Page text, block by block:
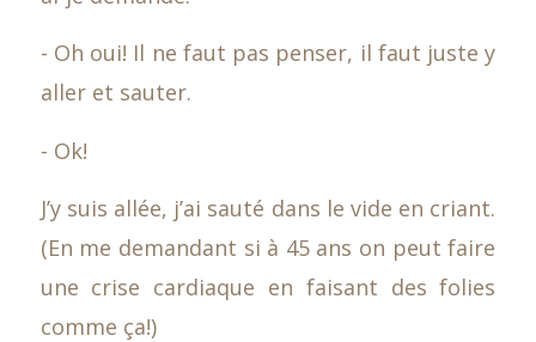
- Oh oui! Il ne faut pas penser, il faut juste y
aller et sauter.
- Ok!
J’y suis allée, j’ai sauté dans le vide en criant.
(En me demandant si à 45 ans on peut faire
une crise cardiaque en faisant des folies
comme ça!)